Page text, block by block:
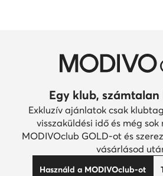
Egy klub, számtalan
Exkluzív ajánlatok csak
visszaküldési idő és még
MODIVOclub GOLD-ot és
vásárlásod
Használd a MODIVOclub-ot